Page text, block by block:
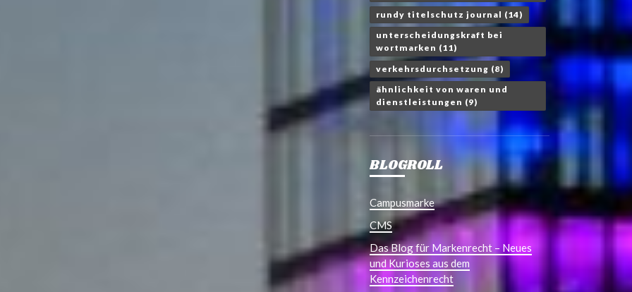
rundy titelschutz journal (14)
unterscheidungskraft bei
wortmarken (11)
verkehrsdurchsetzung (8)
ähnlichkeit von waren und
dienstleistungen (9)
BLOGROLL
Campusmarke
CMS
Das Blog für Markenrecht – Neues
und Kurioses aus dem
Kennzeichenrecht